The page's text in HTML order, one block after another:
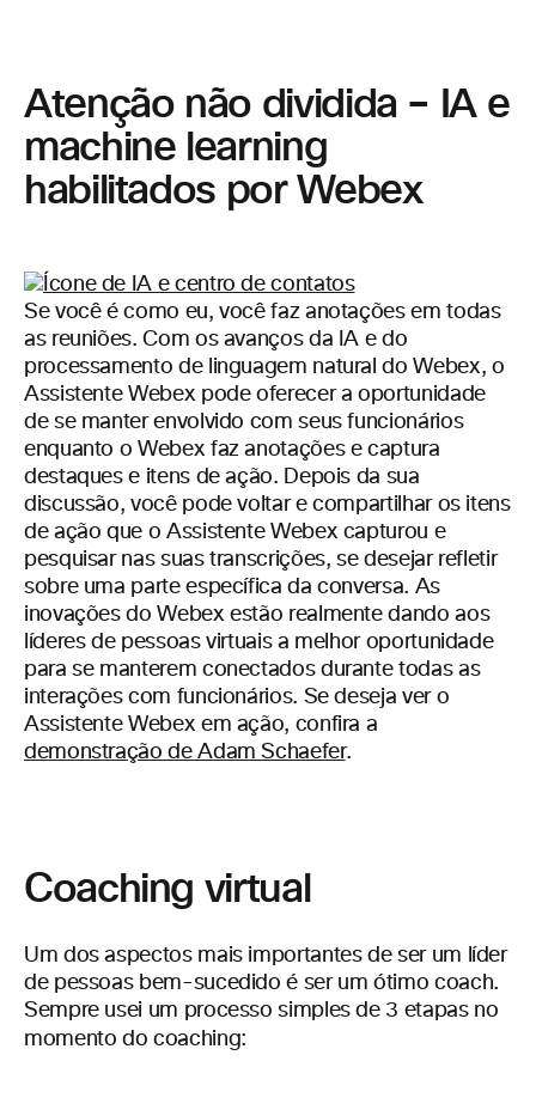
Atenção não dividida – IA e
machine learning
habilitados por Webex
Se você é como eu, você faz anotações em todas
as reuniões. Com os avanços da IA e do
processamento de linguagem natural do Webex, o
Assistente Webex pode oferecer a oportunidade
de se manter envolvido com seus funcionários
enquanto o Webex faz anotações e captura
destaques e itens de ação. Depois da sua
discussão, você pode voltar e compartilhar os itens
de ação que o Assistente Webex capturou e
pesquisar nas suas transcrições, se desejar refletir
sobre uma parte específica da conversa. As
inovações do Webex estão realmente dando aos
líderes de pessoas virtuais a melhor oportunidade
para se manterem conectados durante todas as
interações com funcionários. Se deseja ver o
Assistente Webex em ação, confira a
demonstração de Adam Schaefer.
Coaching virtual
Um dos aspectos mais importantes de ser um líder
de pessoas bem-sucedido é ser um ótimo coach.
Sempre usei um processo simples de 3 etapas no
momento do coaching: